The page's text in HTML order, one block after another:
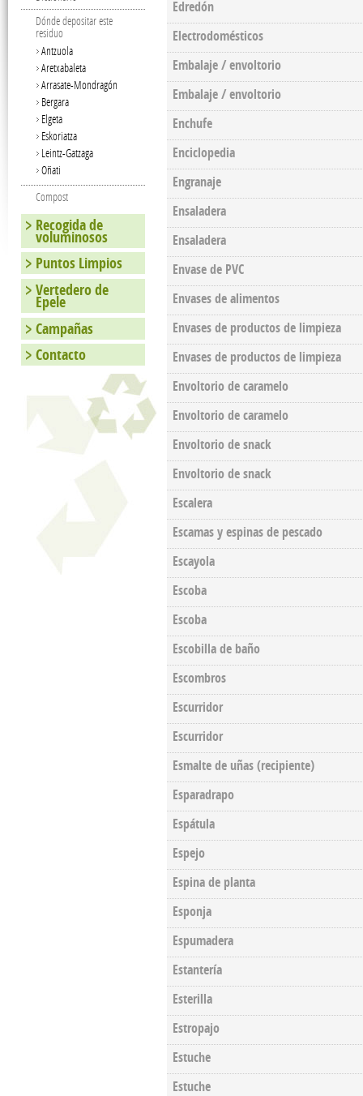
Edredón
Electrodomésticos
Embalaje / envoltorio
Embalaje / envoltorio
Enchufe
Enciclopedia
Engranaje
Ensaladera
Ensaladera
Envase de PVC
Envases de alimentos
Envases de productos de limpieza
Envases de productos de limpieza
Envoltorio de caramelo
Envoltorio de caramelo
Envoltorio de snack
Envoltorio de snack
Escalera
Escamas y espinas de pescado
Escayola
Escoba
Escoba
Escobilla de baño
Escombros
Escurridor
Escurridor
Esmalte de uñas (recipiente)
Esparadrapo
Espátula
Espejo
Espina de planta
Esponja
Espumadera
Estantería
Esterilla
Estropajo
Estuche
Estuche
Dónde depositar este
residuo
Antzuola
Aretxabaleta
Arrasate-Mondragón
Bergara
Elgeta
Eskoriatza
Leintz-Gatzaga
Oñati
Compost
Recogida de
voluminosos
Puntos Limpios
Vertedero de
Epele
Campañas
Contacto